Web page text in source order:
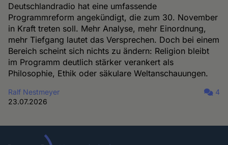
Deutschlandradio hat eine umfassende
Programmreform angekündigt, die zum 30. November
in Kraft treten soll. Mehr Analyse, mehr Einordnung,
mehr Tiefgang lautet das Versprechen. Doch bei einem
Bereich scheint sich nichts zu ändern: Religion bleibt
im Programm deutlich stärker verankert als
Philosophie, Ethik oder säkulare Weltanschauungen.
Ralf Nestmeyer
23.07.2026
4